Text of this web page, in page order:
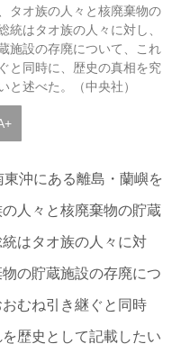
タオ族の人々と核廃棄物の
統はタオ族の人々に対し、
施設の存廃について、これ
と同時に、歴史の真相を究
と述べた。（中央社）
沖にある離島・蘭嶼を
人々と核廃棄物の貯蔵
はタオ族の人々に対
の貯蔵施設の存廃につ
むね引き継ぐと同時
歴史として記載したい